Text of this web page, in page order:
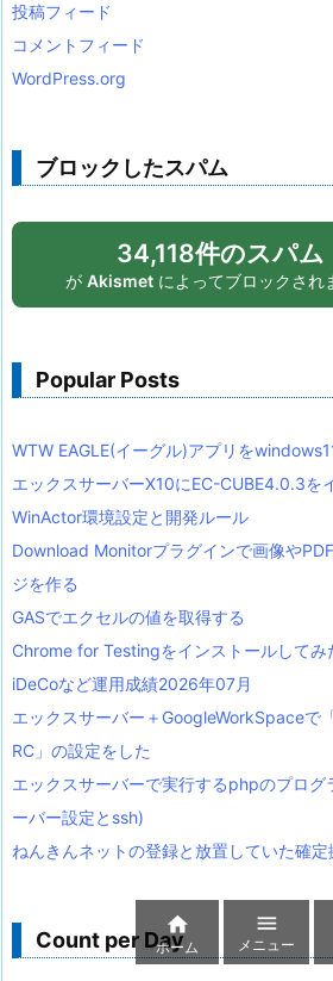
投稿フィード
コメントフィード
WordPress.org
ブロックしたスパム
34,118件のスパム
が Akismet によってブロックされ
Popular Posts
WTW EAGLE(イーグル)アプリを
エックスサーバーX10にEC-CUBE4.0.3を
WinActor環境設定と開発ルール
Download Monitorプラグインで画像や
ジを作る
GASでエクセルの値を取得する
Chrome for Testingをインストールしてみ
iDeCoなど運用成績2026年07月
エックスサーバー＋GoogleWorkSpaceで
RC」の設定をした
エックスサーバーで実行するphpのプログ
ーバー設定とssh)
ねんきんネットの登録と放置していた確
Count per Day

ホーム

メニュー